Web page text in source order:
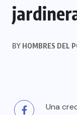
BY HOMBRES DEL
Una